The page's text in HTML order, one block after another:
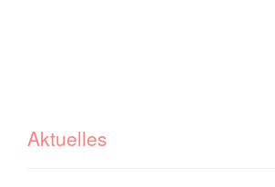
Aktuelles